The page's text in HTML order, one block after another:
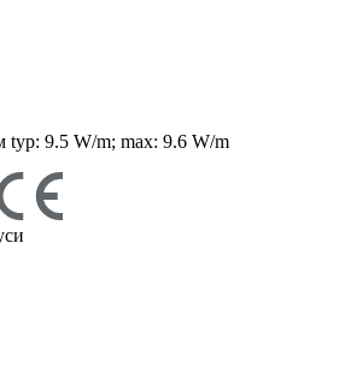
typ: 9.5 W/m; max: 9.6 W/m